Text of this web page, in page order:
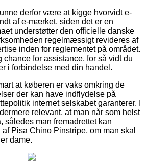
derfor være at kigge hvorvidt e-
af e-mærket, siden det er en
understøtter den officielle danske
regelmæssigt revideres af
inden for reglementet på området.
chance for assistance, for så vidt du
i forbindelse med din handel.
at køberen er vaks omkring de
der kan have indflydelse på
internet selskabet garanterer. I
relevant, at man når som helst
således man fremadrettet kan
Pisa Chino Pinstripe, om man skal
dame.